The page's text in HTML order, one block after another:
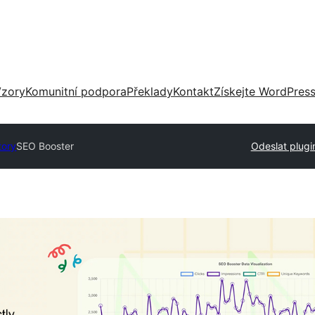
Komunitní podporaPřekladyKontaktZískejte WordPress
SEO Booster Odeslat